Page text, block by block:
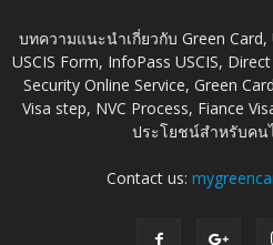
บทความแนะนำเกี่ยวกับ Green Card,
USCIS Form, InfoPass USCIS,
Security Online Service, Green
Visa step, NVC Process, Fiance
ประโยชน์สำหรับคน
Contact us: